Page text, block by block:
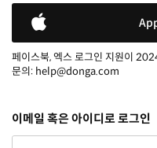
페이스북, 엑스 로그인 지원이
문의: help@donga.com
이메일 혹은 아이디로 로그인